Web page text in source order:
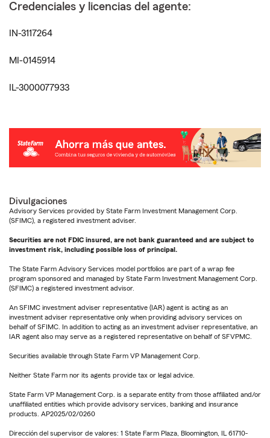
Credenciales y licencias del agente:
IN-3117264
MI-0145914
IL-3000077933
Divulgaciones
Advisory Services provided by State Farm Investment Management Corp.
(SFIMC), a registered investment adviser.
Securities are not FDIC insured, are not bank guaranteed and are subject to
investment risk, including possible loss of principal.
The State Farm Advisory Services model portfolios are part of a wrap fee
program sponsored and managed by State Farm Investment Management Corp.
(SFIMC) a registered investment advisor.
An SFIMC investment adviser representative (IAR) agent is acting as an
investment adviser representative only when providing advisory services on
behalf of SFIMC. In addition to acting as an investment adviser representative, an
IAR agent also may serve as a registered representative on behalf of SFVPMC.
Securities available through State Farm VP Management Corp.
Neither State Farm nor its agents provide tax or legal advice.
State Farm VP Management Corp. is a separate entity from those affiliated and/or
unaffiliated entities which provide advisory services, banking and insurance
products. AP2025/02/0260
Dirección del supervisor de valores: 1 State Farm Plaza, Bloomington, IL 61710-